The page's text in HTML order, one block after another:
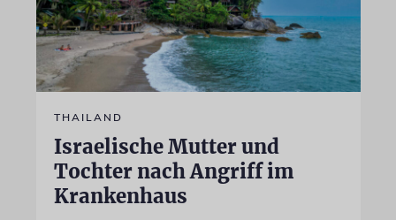
THAILAND
Israelische Mutter und
Tochter nach Angriff im
Krankenhaus